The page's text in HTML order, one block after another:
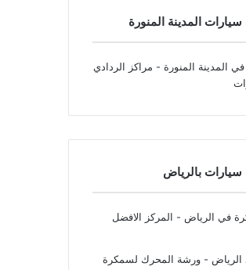
المدينة المنورة
المدينة المنورة - مراكز الردادي
بالرياض
في الرياض - المركز الافضل
- ورشة المحرك لسمكرة